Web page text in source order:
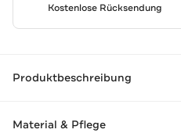
Kostenlose Rücksendung
Produktbeschreibung
Material & Pflege